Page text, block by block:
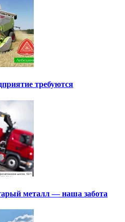
требуются
металл — наша забота